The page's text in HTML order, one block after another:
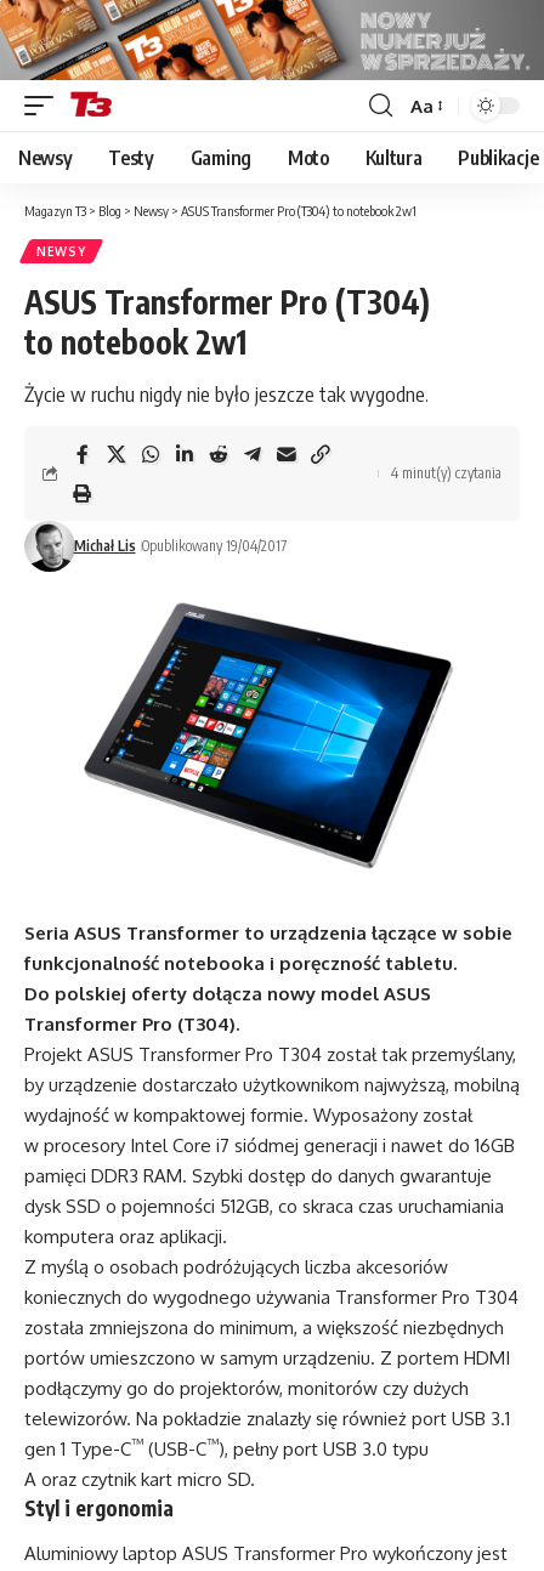
Font
Resizer
Aa
Newsy Testy Gaming Moto Kultura Publikacje
Magazyn T3 > Blog > Newsy > ASUS Transformer Pro (T304) to notebook 2w1
NEWSY
ASUS Transformer Pro (T304)
to notebook 2w1
Życie w ruchu nigdy nie było jeszcze tak wygodne.
Michał Lis Opublikowany 19/04/2017
4 minut(y) czytania
Seria ASUS Transformer to urządzenia łączące w sobie
funkcjonalność notebooka i poręczność tabletu.
Do polskiej oferty dołącza nowy model ASUS
Transformer Pro (T304).
Projekt ASUS Transformer Pro T304 został tak przemyślany,
by urządzenie dostarczało użytkownikom najwyższą, mobilną
wydajność w kompaktowej formie. Wyposażony został
w procesory Intel Core i7 siódmej generacji i nawet do 16GB
pamięci DDR3 RAM. Szybki dostęp do danych gwarantuje
dysk SSD o pojemności 512GB, co skraca czas uruchamiania
komputera oraz aplikacji.
Z myślą o osobach podróżujących liczba akcesoriów
koniecznych do wygodnego używania Transformer Pro T304
została zmniejszona do minimum, a większość niezbędnych
portów umieszczono w samym urządzeniu. Z portem HDMI
podłączymy go do projektorów, monitorów czy dużych
telewizorów. Na pokładzie znalazły się również port USB 3.1
gen 1 Type-C™ (USB-C™), pełny port USB 3.0 typu
A oraz czytnik kart micro SD.
Styl i ergonomia
Aluminiowy laptop ASUS Transformer Pro wykończony jest